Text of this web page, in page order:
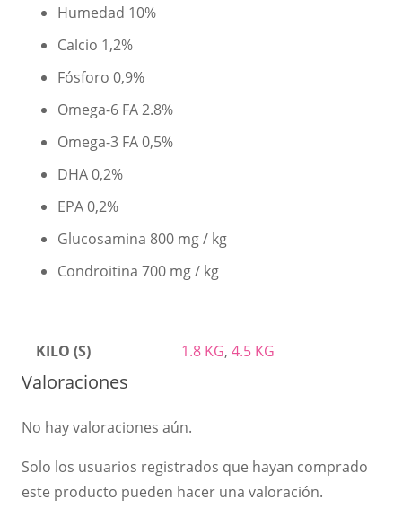
Humedad 10%
Calcio 1,2%
Fósforo 0,9%
Omega-6 FA 2.8%
Omega-3 FA 0,5%
DHA 0,2%
EPA 0,2%
Glucosamina 800 mg / kg
Condroitina 700 mg / kg
KILO (S) 1.8 KG, 4.5 KG
Valoraciones
No hay valoraciones aún.
Solo los usuarios registrados que hayan comprado
este producto pueden hacer una valoración.